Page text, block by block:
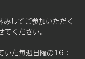
してご参加いただく
てください。
いた毎週日曜の16：